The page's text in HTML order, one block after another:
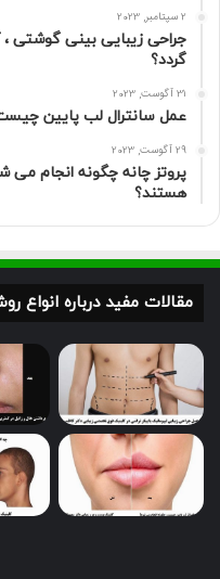
2 سپتامبر, 2023
جراحی زیبایی بینی گوشتی
گردد؟
31 آگوست, 2023
عمل سانترال لب پایین
29 آگوست, 2023
پروتز چانه چگونه انجام می
هستند؟
مقالات مفید درباره